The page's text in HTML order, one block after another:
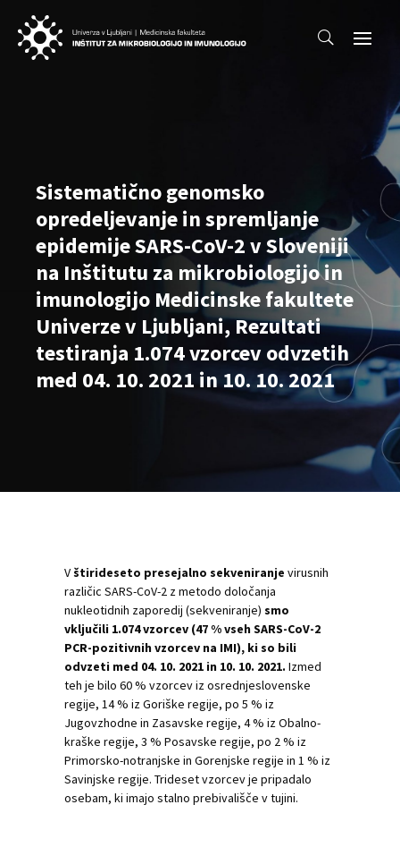
Sistematično genomsko
opredeljevanje in spremljanje
epidemije SARS-CoV-2 v Sloveniji
na Inštitutu za mikrobiologijo in
imunologijo Medicinske fakultete
Univerze v Ljubljani, Rezultati
testiranja 1.074 vzorcev odvzetih
med 04. 10. 2021 in 10. 10. 2021
Vštirideseto presejalno sekveniranje virusnih
različic SARS-CoV-2 z metodo določanja
nukleotidnih zaporedij (sekveniranje) smo
vključili 1.074 vzorcev (47 % vseh SARS-CoV-2
PCR-pozitivnih vzorcev na IMI), ki so bili
odvzeti med 04. 10. 2021 in 10. 10. 2021. Izmed
teh je bilo 60 % vzorcev iz osrednjeslovenske
regije, 14 % iz Goriške regije, po 5 % iz
Jugovzhodne in Zasavske regije, 4 % iz Obalno-
kraške regije, 3 % Posavske regije, po 2 % iz
Primorsko-notranjske in Gorenjske regije in 1 % iz
Savinjske regije. Trideset vzorcev je pripadalo
osebam, ki imajo stalno prebivališče v tujini.